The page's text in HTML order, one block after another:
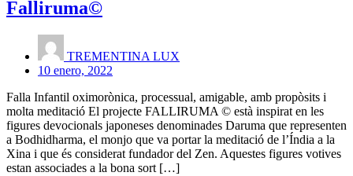
Falliruma©
TREMENTINA LUX
10 enero, 2022
Falla Infantil oximorònica, processual, amigable, amb propòsits i
molta meditació El projecte FALLIRUMA © està inspirat en les
figures devocionals japoneses denominades Daruma que representen
a Bodhidharma, el monjo que va portar la meditació de l’Índia a la
Xina i que és considerat fundador del Zen. Aquestes figures votives
estan associades a la bona sort […]